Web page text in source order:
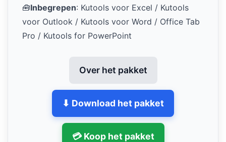
🧰Inbegrepen: Kutools voor Excel / Kutools
voor Outlook / Kutools voor Word / Office Tab
Pro / Kutools for PowerPoint
Over het pakket
⬇ Download het pakket
💳 Koop het pakket